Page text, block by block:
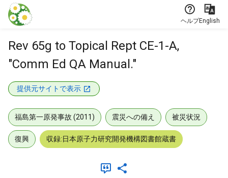
本文に飛ぶ
ヘルプEnglish
Rev 65g to Topical Rept CE-1-A,
"Comm Ed QA Manual."
提供元サイトで表示
福島第一原発事故 (2011) 震災への備え 被災状況
復興 収録:日本原子力研究開発機構図書館蔵書